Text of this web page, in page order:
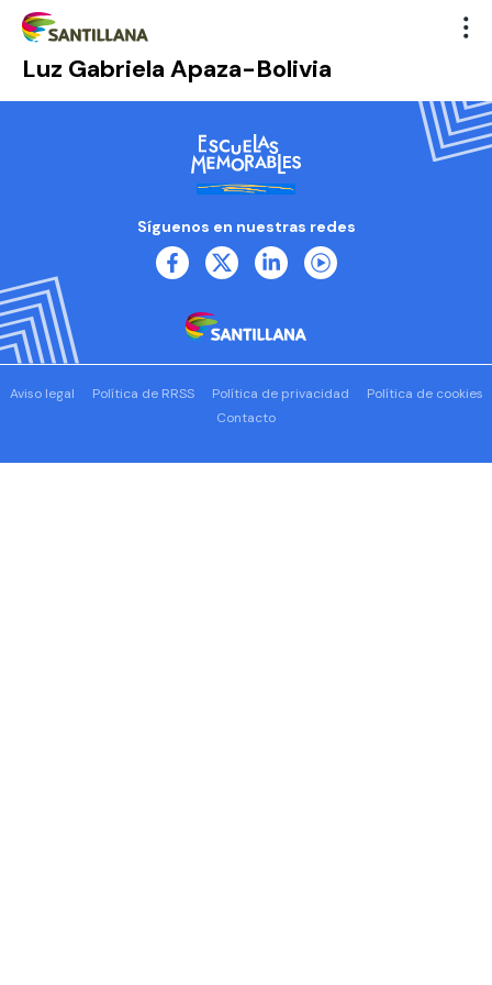
Luz Gabriela Apaza-Bolivia
Síguenos en nuestras redes
Aviso legal Política de RRSS Política de privacidad
Política de cookies
Contacto